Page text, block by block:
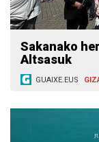
Sakanako
Altsasuk
GUAIXE.EUS